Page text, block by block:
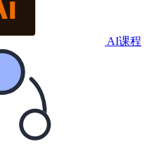
AI课程